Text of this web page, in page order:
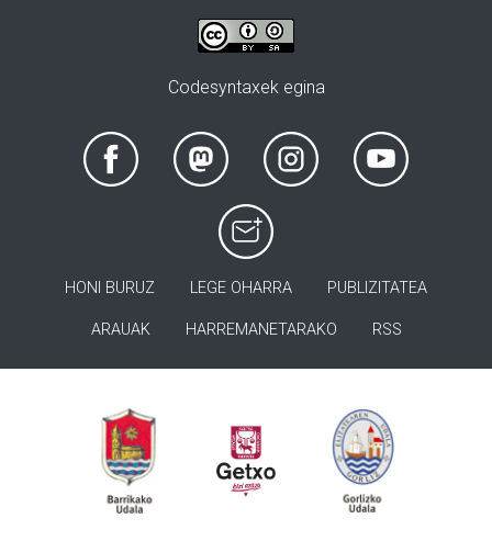
Codesyntaxek egina
HONI BURUZ LEGE OHARRA PUBLIZITATEA
ARAUAK HARREMANETARAKO RSS